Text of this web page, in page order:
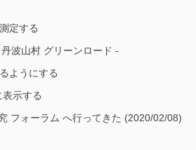
定する
波山村 グリーンロード -
ようにする
示する
フォーラム へ行ってきた (2020/02/08)